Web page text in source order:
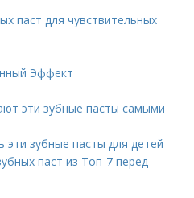
паст для чувствительных
Эффект
эти зубные пасты самыми
зубные пасты для детей
паст из Топ-7 перед